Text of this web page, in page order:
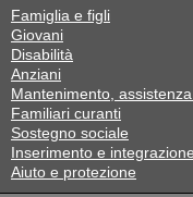
Famiglia e figli
Giovani
Disabilità
Anziani
Mantenimento,
Familiari curanti
Sostegno sociale
Inserimento e
Aiuto e protezione